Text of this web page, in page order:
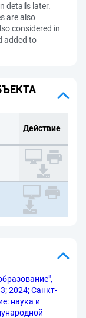
details later.
are also
considered in
added to
Действие
2024; Санкт-
наука и